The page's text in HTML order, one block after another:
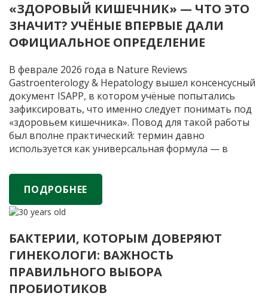
шаг
впереди
рецидива
«ЗДОРОВЫЙ КИШЕЧНИК» — ЧТО ЭТО
ЗНАЧИТ? УЧЁНЫЕ ВПЕРВЫЕ ДАЛИ
ОФИЦИАЛЬНОЕ ОПРЕДЕЛЕНИЕ
В феврале 2026 года в Nature Reviews
Gastroenterology & Hepatology вышел консенсусный
документ ISAPP, в котором учёные попытались
зафиксировать, что именно следует понимать под
«здоровьем кишечника». Повод для такой работы
был вполне практический: термин давно
используется как универсальная формула — в
маркетинге, в обсуждении диеты,
ферментированных продуктов и пробиотиков, —
но
кишечник»
что
это
значит?
Учёные
впервые
ПОДРОБНЕЕ
БАКТЕРИИ, КОТОРЫМ ДОВЕРЯЮТ
ГИНЕКОЛОГИ: ВАЖНОСТЬ
ПРАВИЛЬНОГО ВЫБОРА
ПРОБИОТИКОВ